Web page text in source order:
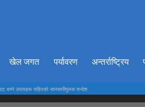
खेल जगत पर्यावरण अन्तर्राष्ट्रिय
बच्ने उपायहरू सहितकाे जानकारीमूलक सन्देश